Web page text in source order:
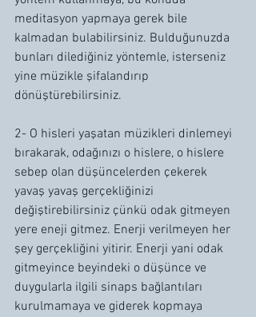
meditasyon yapmaya gerek bile
kalmadan bulabilirsiniz. Bulduğunuzda
bunları dilediğiniz yöntemle, isterseniz
yine müzikle şifalandırıp
dönüştürebilirsiniz.
2- O hisleri yaşatan müzikleri dinlemeyi
bırakarak, odağınızı o hislere, o hislere
sebep olan düşüncelerden çekerek
yavaş yavaş gerçekliğinizi
değiştirebilirsiniz çünkü odak gitmeyen
yere eneji gitmez. Enerji verilmeyen her
şey gerçekliğini yitirir. Enerji yani odak
gitmeyince beyindeki o düşünce ve
duygularla ilgili sinaps bağlantıları
kurulmamaya ve giderek kopmaya